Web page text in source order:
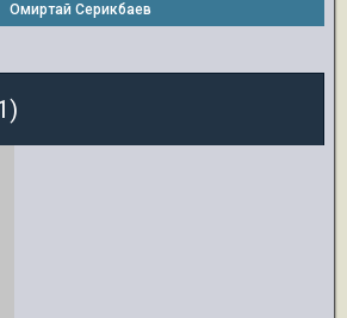
Омиртай Серикбаев